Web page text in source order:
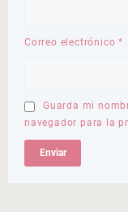
Correo electrónico*
Guarda mi
navegador para la